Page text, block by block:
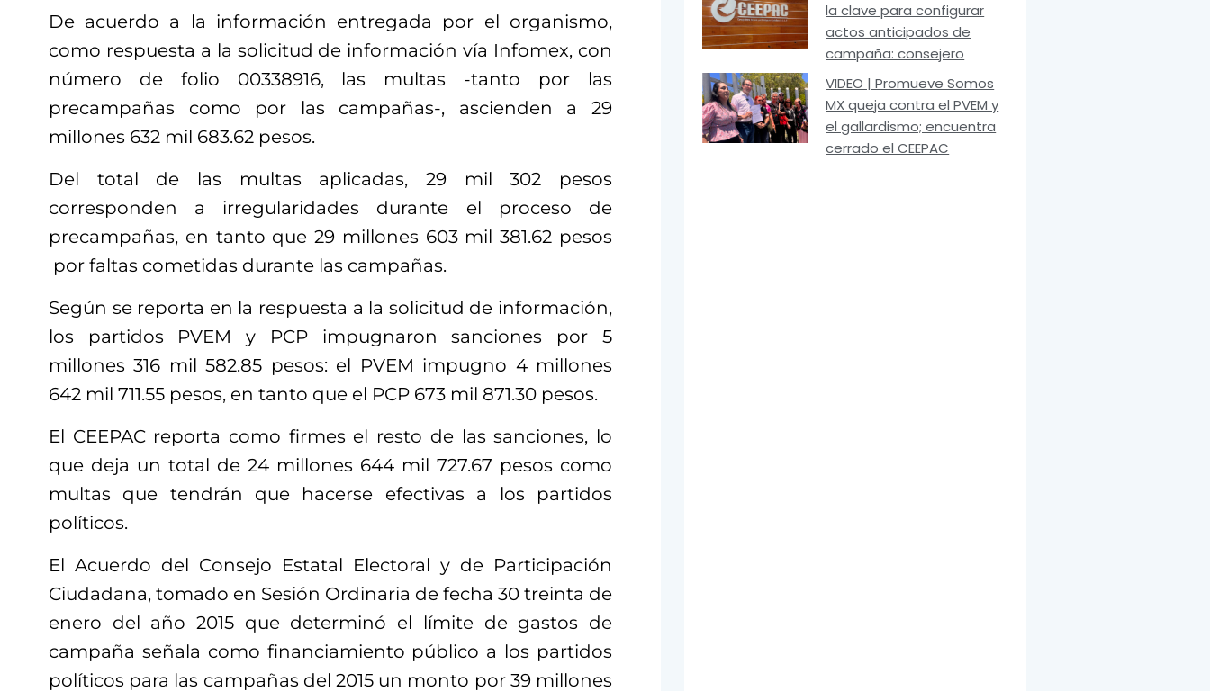
De acuerdo a la información entregada por el organismo,
como respuesta a la solicitud de información vía Infomex, con
número de folio 00338916, las multas -tanto por las
precampañas como por las campañas-, ascienden a 29
millones 632 mil 683.62 pesos.
Del total de las multas aplicadas, 29 mil 302 pesos
corresponden a irregularidades durante el proceso de
precampañas, en tanto que 29 millones 603 mil 381.62 pesos
por faltas cometidas durante las campañas.
Según se reporta en la respuesta a la solicitud de información,
los partidos PVEM y PCP impugnaron sanciones por 5
millones 316 mil 582.85 pesos: el PVEM impugno 4 millones
642 mil 711.55 pesos, en tanto que el PCP 673 mil 871.30 pesos.
El CEEPAC reporta como firmes el resto de las sanciones, lo
que deja un total de 24 millones 644 mil 727.67 pesos como
multas que tendrán que hacerse efectivas a los partidos
políticos.
El Acuerdo del Consejo Estatal Electoral y de Participación
Ciudadana, tomado en Sesión Ordinaria de fecha 30 treinta de
enero del año 2015 que determinó el límite de gastos de
campaña señala como financiamiento público a los partidos
políticos para las campañas del 2015 un monto por 39 millones
la clave para configurar
actos anticipados de
campaña: consejero
VIDEO | Promueve Somos
MX queja contra el PVEM y
el gallardismo; encuentra
cerrado el CEEPAC